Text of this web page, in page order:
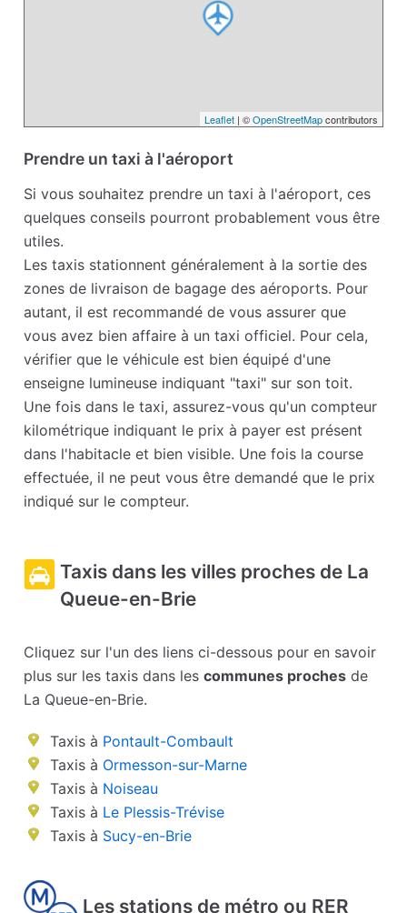
Leaflet| ©OpenStreetMapcontributors
Prendre un taxi à l'aéroport
Si vous souhaitez prendre un taxi à l'aéroport, ces
quelques conseils pourront probablement vous être
utiles.
Les taxis stationnent généralement à la sortie des
zones de livraison de bagage des aéroports. Pour
autant, il est recommandé de vous assurer que
vous avez bien affaire à un taxi officiel. Pour cela,
vérifier que le véhicule est bien équipé d'une
enseigne lumineuse indiquant "taxi" sur son toit.
Une fois dans le taxi, assurez-vous qu'un compteur
kilométrique indiquant le prix à payer est présent
dans l'habitacle et bien visible. Une fois la course
effectuée, il ne peut vous être demandé que le prix
indiqué sur le compteur.
Taxis dans les villes proches de La
Queue-en-Brie
Cliquez sur l'un des liens ci-dessous pour en savoir
plus sur les taxis dans lescommunes proches de
La Queue-en-Brie.
Taxis à Pontault-Combault
Taxis à Ormesson-sur-Marne
Taxis à Noiseau
Taxis à Le Plessis-Trévise
Taxis à Sucy-en-Brie
Les stations de métro ou RER